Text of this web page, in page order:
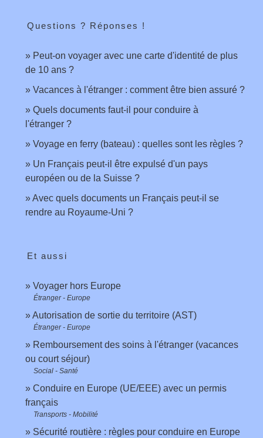
Questions ? Réponses !
Peut-on voyager avec une carte d'identité de plus
de 10 ans ?
Vacances à l'étranger : comment être bien assuré ?
Quels documents faut-il pour conduire à
l'étranger ?
Voyage en ferry (bateau) : quelles sont les règles ?
Un Français peut-il être expulsé d'un pays
européen ou de la Suisse ?
Avec quels documents un Français peut-il se
rendre au Royaume-Uni ?
Et aussi
Voyager hors Europe
Étranger - Europe
Autorisation de sortie du territoire (AST)
Étranger - Europe
Remboursement des soins à l'étranger (vacances
ou court séjour)
Social - Santé
Conduire en Europe (UE/EEE) avec un permis
français
Transports - Mobilité
Sécurité routière : règles pour conduire en Europe